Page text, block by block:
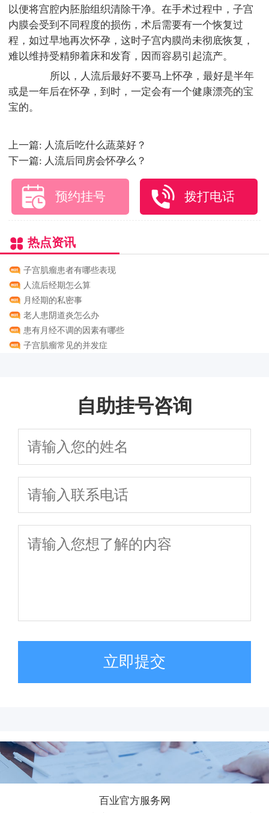
以便将宫腔内胚胎组织清除干净。在手术过程中，子宫
内膜会受到不同程度的损伤，术后需要有一个恢复过
程，如过早地再次怀孕，这时子宫内膜尚未彻底恢复，
难以维持受精卵着床和发育，因而容易引起流产。
所以，人流后最好不要马上怀孕，最好是半年
或是一年后在怀孕，到时，一定会有一个健康漂亮的宝
宝的。
上一篇: 人流后吃什么蔬菜好？
下一篇: 人流后同房会怀孕么？
预约挂号 拨打电话
热点资讯
子宫肌瘤患者有哪些表现
人流后经期怎么算
月经期的私密事
老人患阴道炎怎么办
患有月经不调的因素有哪些
子宫肌瘤常见的并发症
自助挂号咨询
立即提交
百业官方服务网